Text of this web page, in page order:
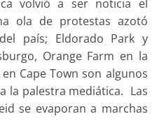
volvió a ser noticia el
ola de protestas azotó
país; Eldorado Park y
Orange Farm en la
Cape Town son algunos
la palestra mediática. Las
se evaporan a marchas